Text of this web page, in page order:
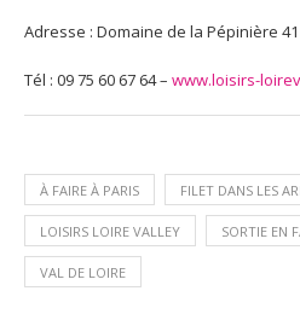
Adresse : Domaine de la Pépinière
Tél : 09 75 60 67 64 – www.loisirs-
À FAIRE À PARIS FILET DANS LES
LOISIRS LOIRE VALLEY SORTIE EN
VAL DE LOIRE